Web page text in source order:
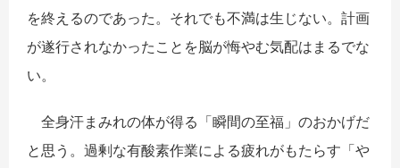
を終えるのであった。それでも不満は生じない。計画
が遂行されなかったことを脳が悔やむ気配はまるでな
い。
全身汗まみれの体が得る「瞬間の至福」のおかげだ
と思う。過剰な有酸素作業による疲れがもたらす「や